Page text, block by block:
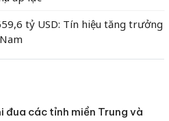
tỷ USD: Tín hiệu tăng trưởng
đua các tỉnh miền Trung và